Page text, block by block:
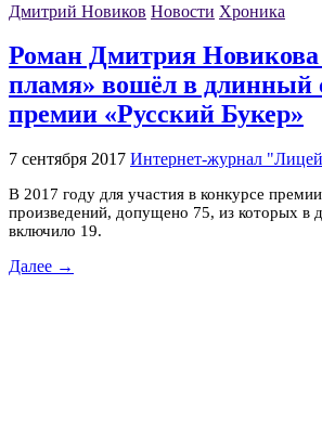
Дмитрий Новиков Новости Хроника
Роман Дмитрия Новикова
пламя» вошёл в длинный
премии «Русский Букер»
7 сентября 2017 Интернет-журнал
В 2017 году для участия в конкурсе
произведений, допущено 75, из которых в
включило 19.
Далее →